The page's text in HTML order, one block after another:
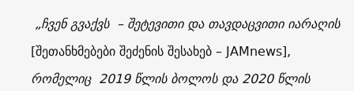
„ჩვენ გვაქვს – შეტევითი და თავდაცვითი იარაღის
[შეთანხმებები შეძენის შესახებ – JAMnews],
რომელიც 2019 წლის ბოლოს და 2020 წლის